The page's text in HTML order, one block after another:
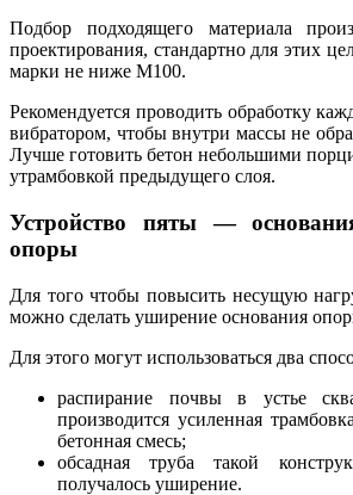
Подбор подходящего материала
проектирования, стандартно для этих
марки не ниже М100.
Рекомендуется проводить обработку
вибратором, чтобы внутри массы не
Лучше готовить бетон небольшими
утрамбовкой предыдущего слоя.
Устройство пяты —
опоры
Для того чтобы повысить несущую
можно сделать уширение основания
Для этого могут использоваться два
распирание почвы в устье
производится усиленная
бетонная смесь;
обсадная труба такой
получалось уширение.